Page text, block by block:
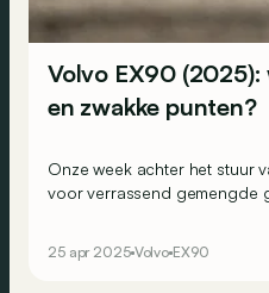
Volvo EX90
en zwakke punten?
Onze week achter het stuur
voor verrassend gemengde
25 apr 2025 Volvo EX90